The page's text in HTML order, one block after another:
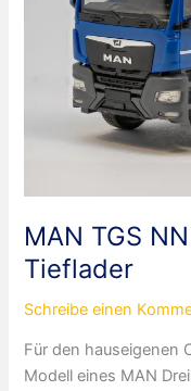
MAN TGS
Tieflader
Schreibe einen
Für den hauseigenen
Modell eines MAN